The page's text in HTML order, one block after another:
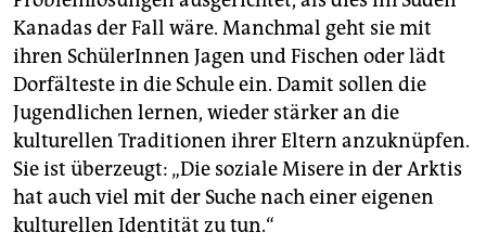
Kanadas der Fall wäre. Manchmal geht sie mit
ihren SchülerInnen Jagen und Fischen oder lädt
Dorfälteste in die Schule ein. Damit sollen die
Jugendlichen lernen, wieder stärker an die
kulturellen Traditionen ihrer Eltern anzuknüpfen.
Sie ist überzeugt: „Die soziale Misere in der Arktis
hat auch viel mit der Suche nach einer eigenen
kulturellen Identität zu tun.“